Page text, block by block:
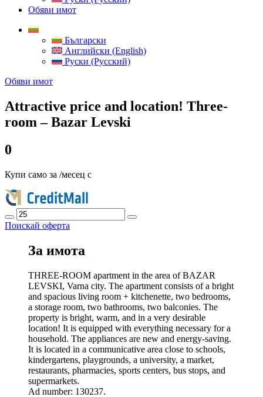
Обяви имот
Български
Английски (English)
Руски (Русский)
Обяви имот
Attractive price and location! Three-
room – Bazar Levski
0
Купи само за /месец с
Поискай оферта
За имота
THREE-ROOM apartment in the area of BAZAR
LEVSKI, Varna city. The apartment consists of a bright
and spacious living room + kitchenette, two bedrooms,
a storage room, two bathrooms, two balconies. The
property is bright, warm, and in a very desirable
location! It is equipped with everything necessary for a
household. The appliances are new and energy-saving.
It is located in a communicative area close to schools,
kindergartens, playgrounds, a university, a market,
restaurants, pharmacies, sports centers, bus stops, and
supermarkets.
Ad number: 130237.